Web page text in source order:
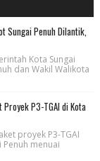
Sungai Penuh Dilantik,
Kota Sungai
dan Wakil Walikota
P3-TGAI di Kota
proyek P3-TGAI
menuai